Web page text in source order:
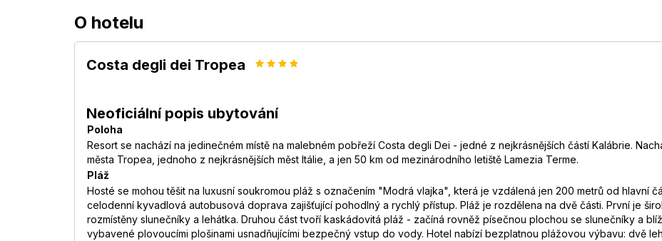
O hotelu
Costa degli dei Tropea
Neoficiální popis ubytování
Poloha
Resort se nachází na jedinečném místě na malebném pobřeží Costa degli Dei - jedné z nejkrásnějších částí Kalábrie.
města Tropea, jednoho z nejkrásnějších měst Itálie, a jen 50 km od mezinárodního letiště Lamezia Terme.
Pláž
Hosté se mohou těšit na luxusní soukromou pláž s označením "Modrá vlajka", která je vzdálená jen 200 metrů od hlavní
celodenní kyvadlová autobusová doprava zajišťující pohodlný a rychlý přístup. Pláž je rozdělena na dvě části. První je
rozmístěny slunečníky a lehátka. Druhou část tvoří kaskádovitá pláž - začíná rovněž písečnou plochou se slunečníky a
vybavené plovoucími plošinami usnadňujícími bezpečný vstup do vody. Hotel nabízí bezplatnou plážovou výbavu: dvě